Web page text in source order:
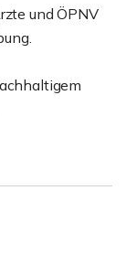
und ÖPNV